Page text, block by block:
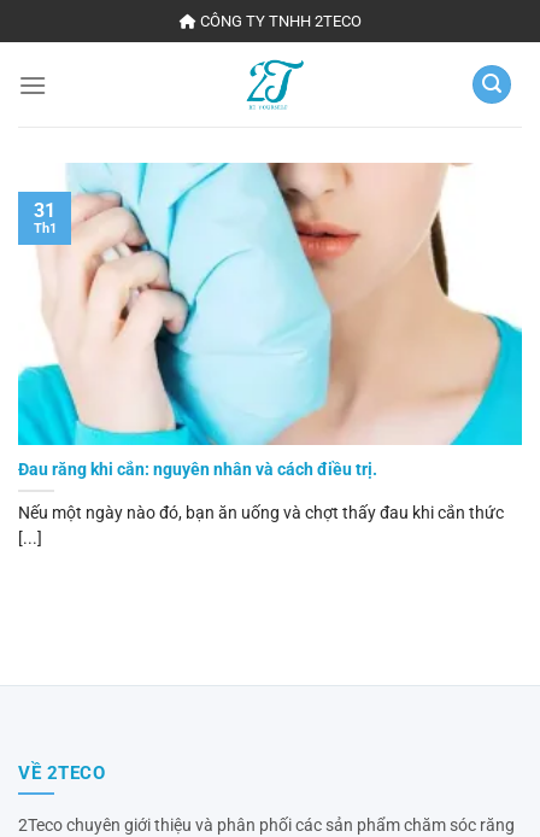
đến
nội
CÔNG TY TNHH 2TECO
Đau răng khi cắn: nguyên nhân và cách điều trị.
Nếu một ngày nào đó, bạn ăn uống và chợt thấy đau khi cắn thức
[...]
31
Th1
VỀ 2TECO
2Teco chuyên giới thiệu và phân phối các sản phẩm chăm sóc răng